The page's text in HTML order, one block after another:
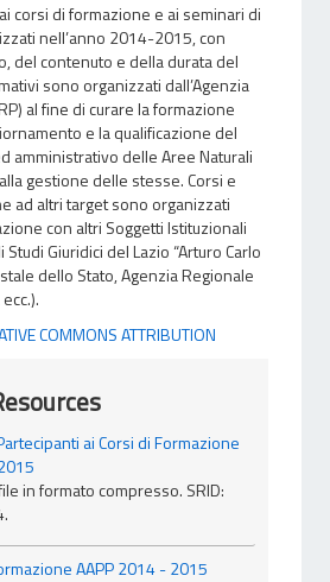
corsi di formazione e ai seminari di
nell’anno 2014-2015, con
del contenuto e della durata del
sono organizzati dall’Agenzia
al fine di curare la formazione
e la qualificazione del
amministrativo delle Aree Naturali
gestione delle stesse. Corsi e
ad altri target sono organizzati
con altri Soggetti Istituzionali
Giuridici del Lazio “Arturo Carlo
dello Stato, Agenzia Regionale
COMMONS ATTRIBUTION
ai Corsi di Formazione
in formato compresso. SRID:
AAPP 2014 - 2015